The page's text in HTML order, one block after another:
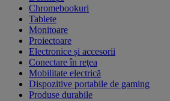
Chromebookuri
Tablete
Monitoare
Proiectoare
Electronice și accesorii
Conectare în reţea
Mobilitate electrică
Dispozitive portabile de gaming
Produse durabile